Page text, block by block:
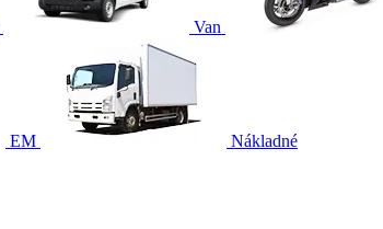
Van
EM
Nákladné